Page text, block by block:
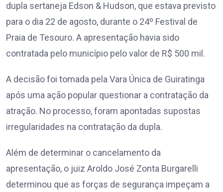
dupla sertaneja Edson & Hudson, que estava previsto
para o dia 22 de agosto, durante o 24º Festival de
Praia de Tesouro. A apresentação havia sido
contratada pelo município pelo valor de R$ 500 mil.
A decisão foi tomada pela Vara Única de Guiratinga
após uma ação popular questionar a contratação da
atração. No processo, foram apontadas supostas
irregularidades na contratação da dupla.
Além de determinar o cancelamento da
apresentação, o juiz Aroldo José Zonta Burgarelli
determinou que as forças de segurança impeçam a